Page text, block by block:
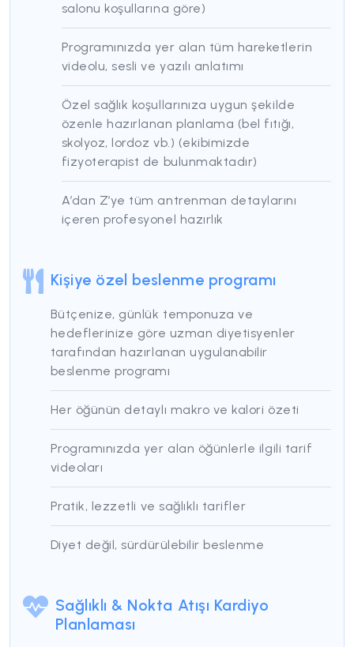
salonu koşullarına göre)
Programınızda yer alan tüm hareketlerin
videolu, sesli ve yazılı anlatımı
Özel sağlık koşullarınıza uygun şekilde
özenle hazırlanan planlama (bel fıtığı,
skolyoz, lordoz vb.) (ekibimizde
fizyoterapist de bulunmaktadır)
A’dan Z’ye tüm antrenman detaylarını
içeren profesyonel hazırlık
Kişiye özel beslenme programı
Bütçenize, günlük temponuza ve
hedeflerinize göre uzman diyetisyenler
tarafından hazırlanan uygulanabilir
beslenme programı
Her öğünün detaylı makro ve kalori özeti
Programınızda yer alan öğünlerle ilgili tarif
videoları
Pratik, lezzetli ve sağlıklı tarifler
Diyet değil, sürdürülebilir beslenme
Sağlıklı & Nokta Atışı Kardiyo
Planlaması